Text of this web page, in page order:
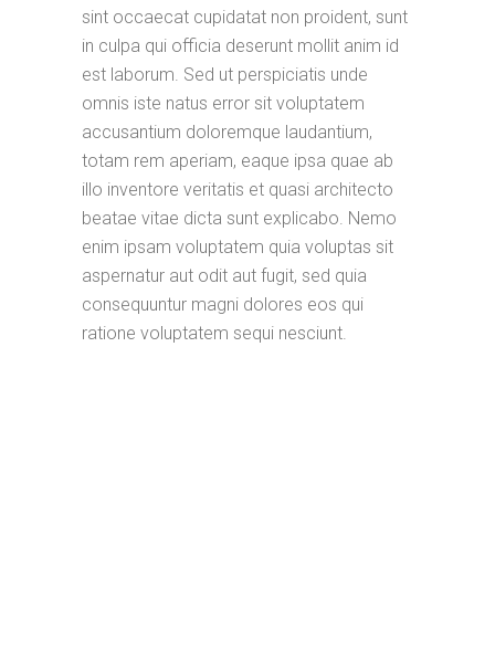
sint occaecat cupidatat non proident, sunt
in culpa qui officia deserunt mollit anim id
est laborum. Sed ut perspiciatis unde
omnis iste natus error sit voluptatem
accusantium doloremque laudantium,
totam rem aperiam, eaque ipsa quae ab
illo inventore veritatis et quasi architecto
beatae vitae dicta sunt explicabo. Nemo
enim ipsam voluptatem quia voluptas sit
aspernatur aut odit aut fugit, sed quia
consequuntur magni dolores eos qui
ratione voluptatem sequi nesciunt.